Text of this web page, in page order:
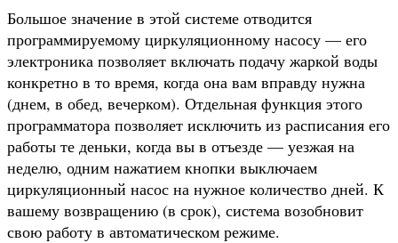
Большое значение в этой системе отводится
программируемому циркуляционному насосу — его
электроника позволяет включать подачу жаркой воды
конкретно в то время, когда она вам вправду нужна
(днем, в обед, вечерком). Отдельная функция этого
программатора позволяет исключить из расписания его
работы те деньки, когда вы в отъезде — уезжая на
неделю, одним нажатием кнопки выключаем
циркуляционный насос на нужное количество дней. К
вашему возвращению (в срок), система возобновит
свою работу в автоматическом режиме.